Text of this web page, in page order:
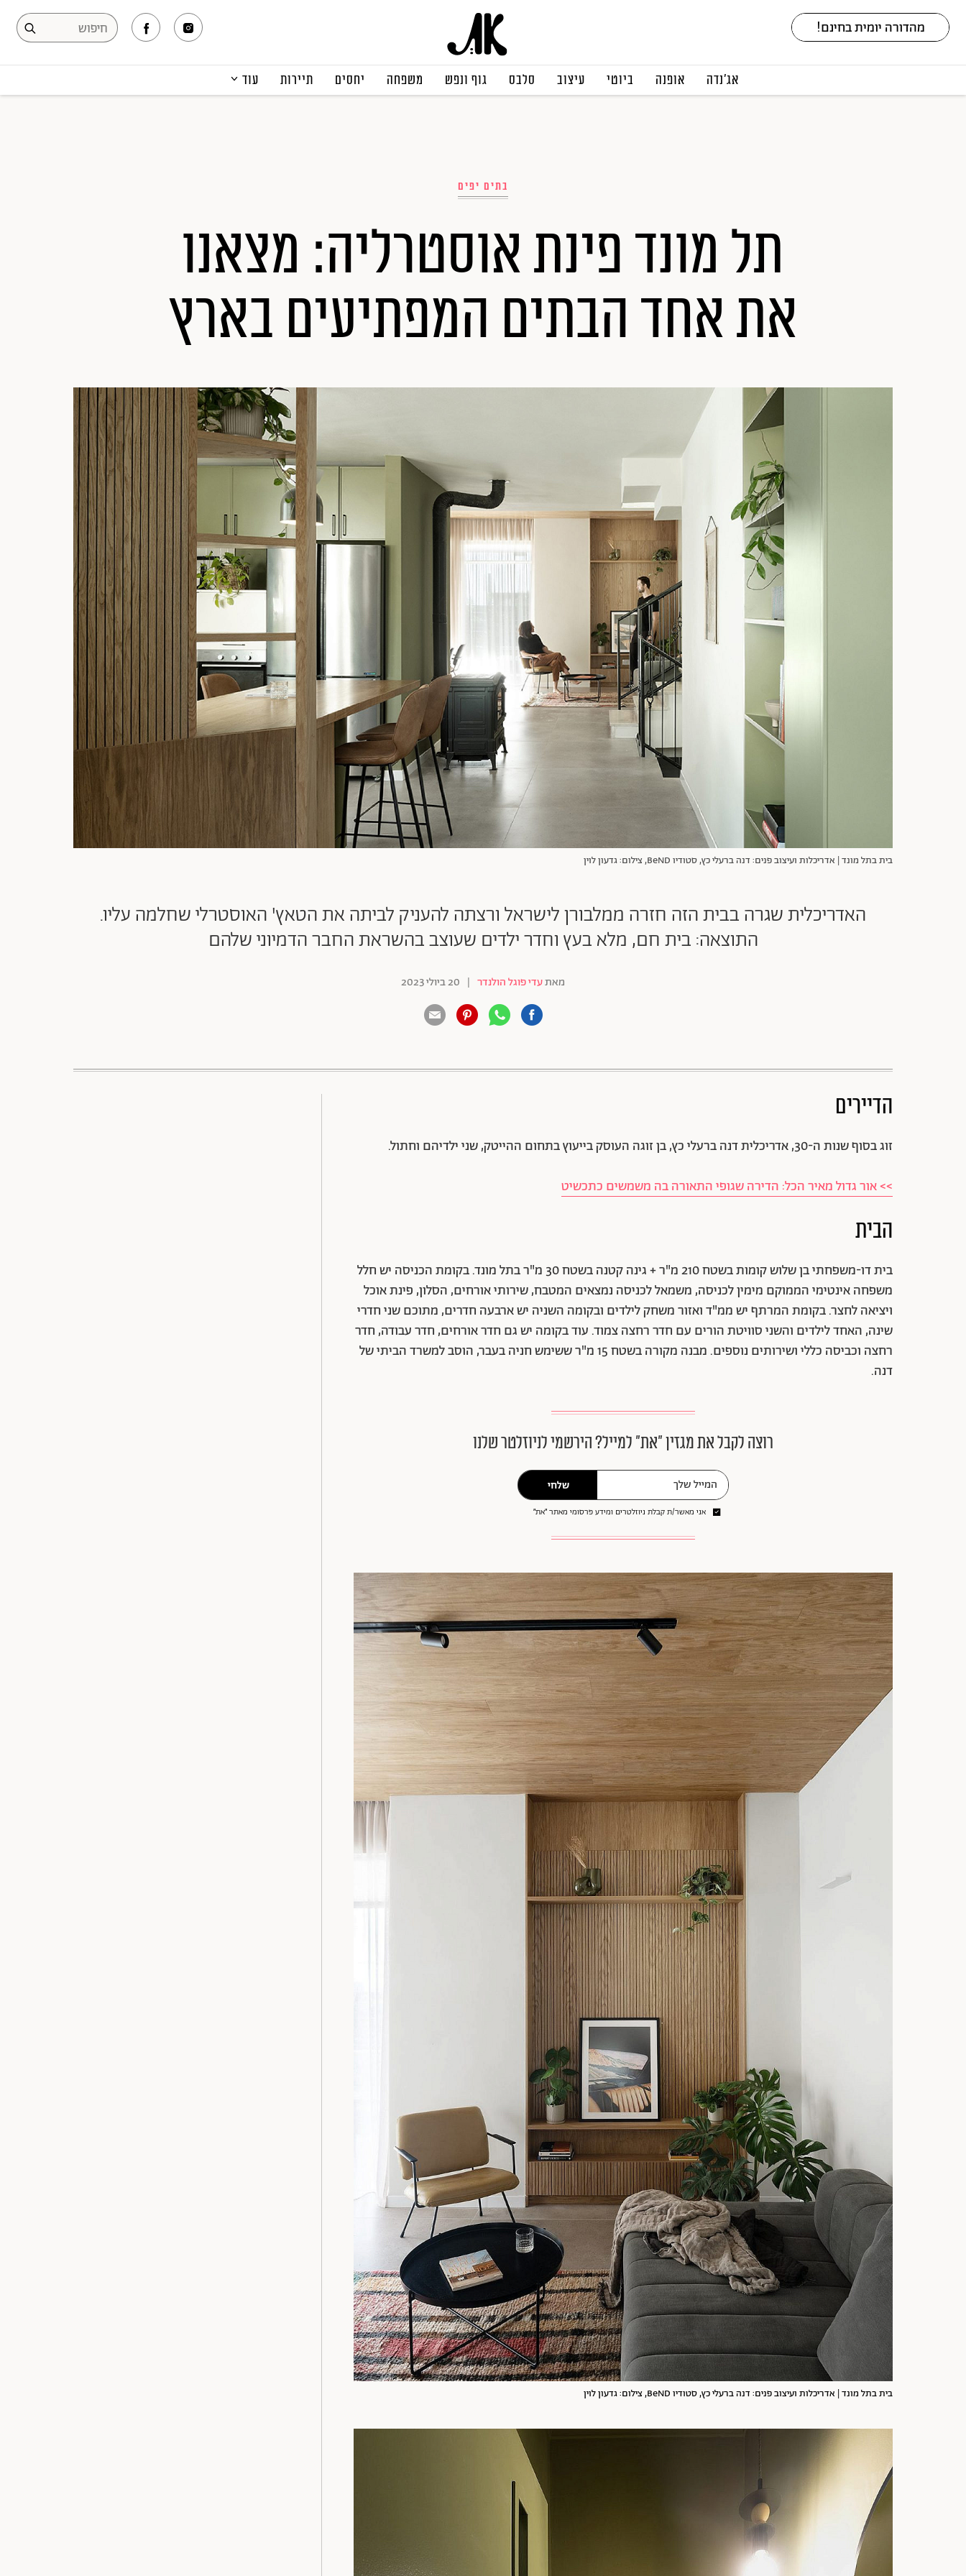
אג׳נדה אופנה ביוטי עיצוב סלבס גוף ונפש משפחה יחסים תיירות עוד
בתים יפים
תל מונד פינת אוסטרליה: מצאנו
את אחד הבתים המפתיעים בארץ
בית בתל מונד | אדריכלות ועיצוב פנים: דנה ברעלי כץ, סטודיו BeND, צילום: גדעון לוין
האדריכלית שגרה בבית הזה חזרה ממלבורן לישראל ורצתה להעניק לביתה את הטאץ' האוסטרלי שחלמה עליו.
התוצאה: בית חם, מלא בעץ וחדר ילדים שעוצב בהשראת החבר הדמיוני שלהם
מאתעדי פוגל הולנדר | 20 ביולי 2023
הדיירים
זוג בסוף שנות ה-30, אדריכלית דנה ברעלי כץ, בן זוגה העוסק בייעוץ בתחום ההייטק, שני ילדיהם וחתול.
>> אור גדול מאיר הכל: הדירה שגופי התאורה בה משמשים כתכשיט
הבית
בית דו-משפחתי בן שלוש קומות בשטח 210 מ"ר + גינה קטנה בשטח 30 מ"ר בתל מונד. בקומת הכניסה יש חלל
משפחה אינטימי הממוקם מימין לכניסה, משמאל לכניסה נמצאים המטבח, שירותי אורחים, הסלון, פינת אוכל
ויציאה לחצר. בקומת המרתף יש ממ"ד ואזור משחק לילדים ובקומה השניה יש ארבעה חדרים, מתוכם שני חדרי
שינה, האחד לילדים והשני סוויטת הורים עם חדר רחצה צמוד. עוד בקומה יש גם חדר אורחים, חדר עבודה, חדר
רחצה וכביסה כללי ושירותים נוספים. מבנה מקורה בשטח 15 מ"ר ששימש חניה בעבר, הוסב למשרד הביתי של
דנה.
רוצה לקבל את מגזין ״את״ למייל? הירשמי לניוזלטר שלנו
שלחי
אני מאשר/ת קבלת ניוזלטרים ומידע פרסומי מאתר ״את״
בית בתל מונד | אדריכלות ועיצוב פנים: דנה ברעלי כץ, סטודיו BeND, צילום: גדעון לוין